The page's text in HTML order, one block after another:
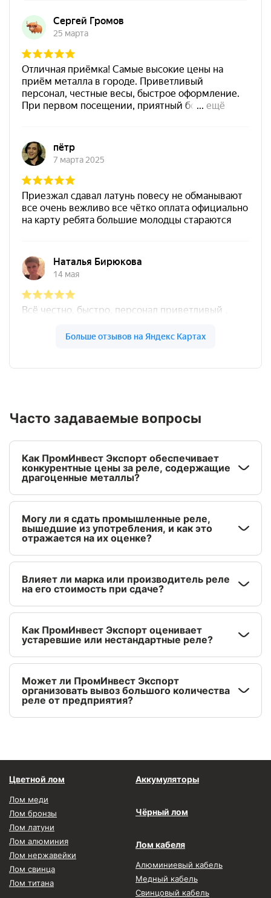
Часто задаваемые вопросы
Как ПромИнвест Экспорт обеспечивает
конкурентные цены за реле, содержащие
драгоценные металлы?
Могу ли я сдать промышленные реле,
вышедшие из употребления, и как это
отражается на их оценке?
Влияет ли марка или производитель реле
на его стоимость при сдаче?
Как ПромИнвест Экспорт оценивает
устаревшие или нестандартные реле?
Может ли ПромИнвест Экспорт
организовать вывоз большого количества
реле от предприятия?
Цветной лом
Лом меди
Лом бронзы
Лом латуни
Лом алюминия
Лом нержавейки
Лом свинца
Лом титана
Аккумуляторы
Чёрный лом
Лом кабеля
Алюминиевый кабель
Медный кабель
Свинцовый кабель